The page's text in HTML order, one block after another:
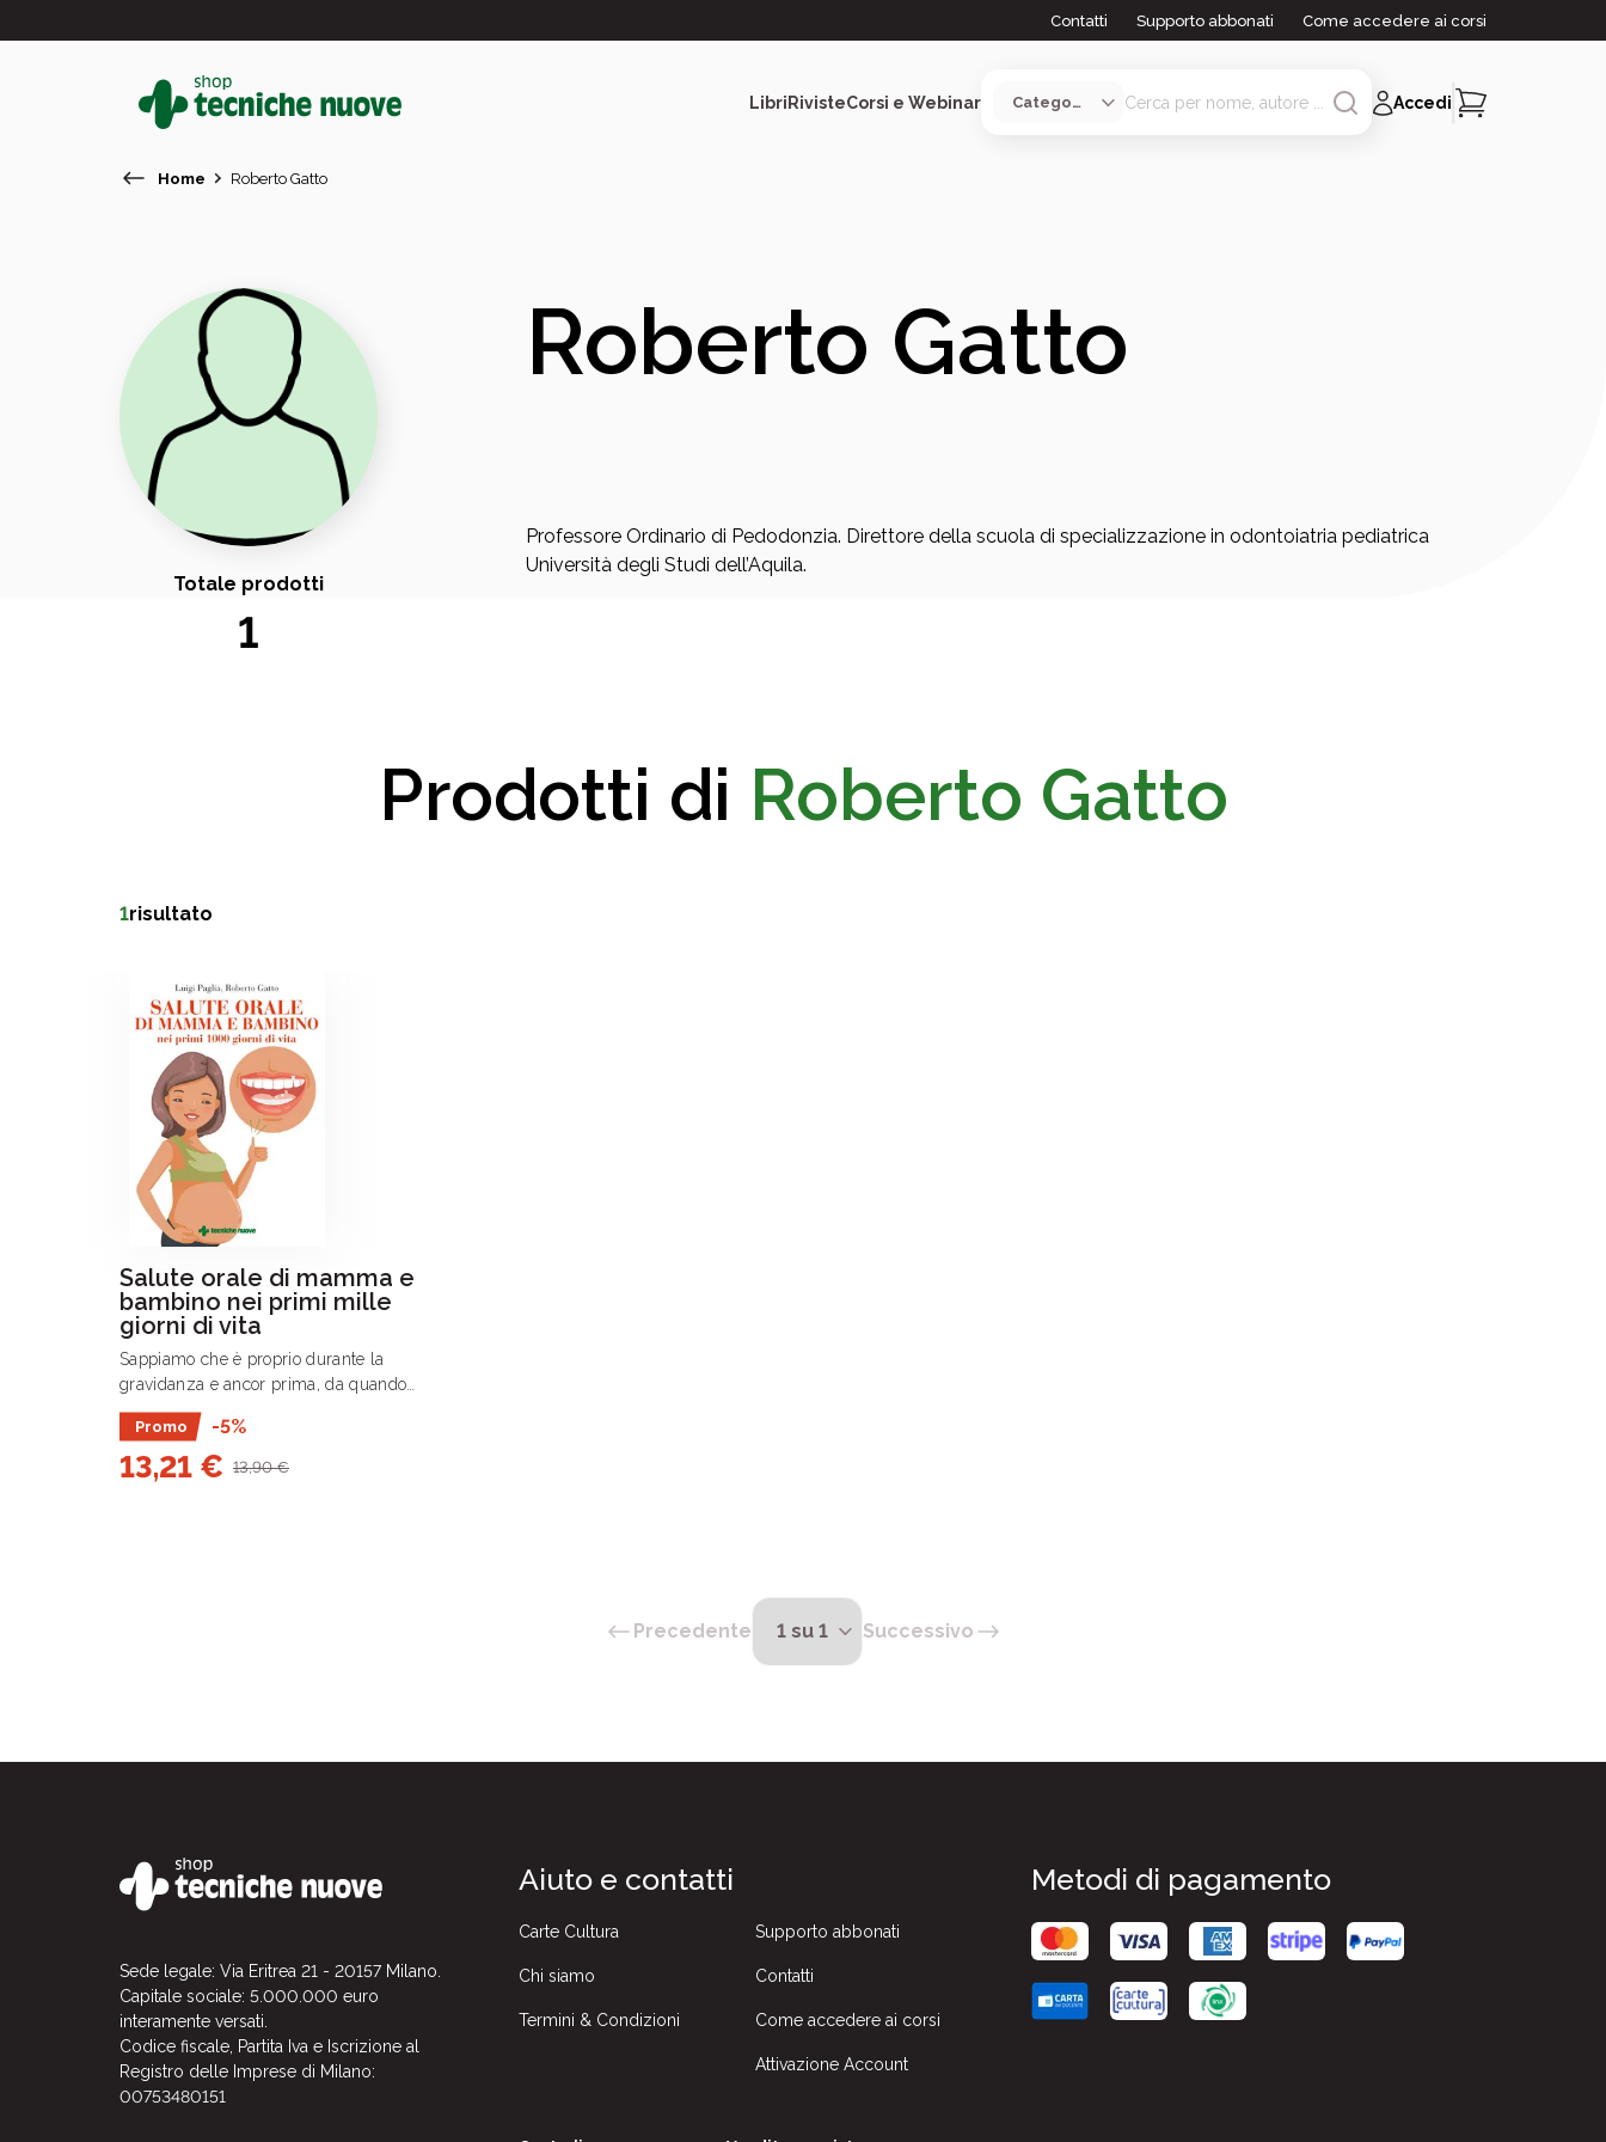
Contatti Supporto abbonati Come accedere ai corsi
LibriRivisteCorsi e Webinar
In primo piano
Accedi
Home Roberto Gatto
Totale prodotti
1
Roberto Gatto
Professore Ordinario di Pedodonzia. Direttore della scuola di specializzazione in odontoiatria pediatrica
Università degli Studi dell’Aquila.
Prodotti di Roberto Gatto
1risultato
Salute orale di mamma e
bambino nei primi mille
giorni di vita
Sappiamo che è proprio durante la
gravidanza e ancor prima, da quando
la si progetta, che si determinano i
fattori che influenzeranno il futuro
della salute orale del bambino.
Promo -5%
13,21 € 13,90 €
Precedente Successivo
Sede legale: Via Eritrea 21 - 20157 Milano.
Capitale sociale: 5.000.000 euro
interamente versati.
Codice fiscale, Partita Iva e Iscrizione al
Registro delle Imprese di Milano:
00753480151
Aiuto e contatti
Carte Cultura
Chi siamo
Termini & Condizioni
Supporto abbonati
Contatti
Come accedere ai corsi
Attivazione Account
Metodi di pagamento